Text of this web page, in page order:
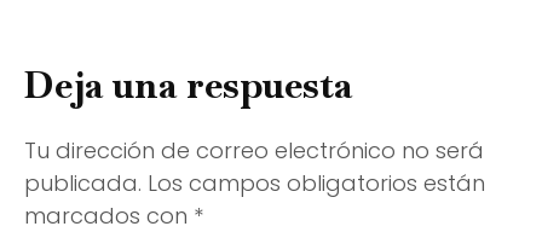
Deja una respuesta
Tu dirección de correo electrónico no será
publicada. Los campos obligatorios están
marcados con *